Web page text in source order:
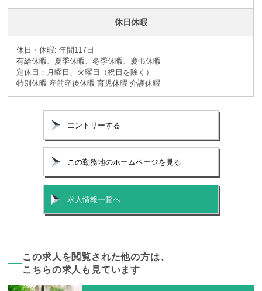
休日休暇
休日・休暇: 年間117日
有給休暇、夏季休暇、冬季休暇、慶弔休暇
定休日：月曜日、火曜日（祝日を除く）
特別休暇 産前産後休暇 育児休暇 介護休暇
エントリーする
この勤務地のホームページを見る
求人情報一覧へ
この求人を閲覧された他の方は、
こちらの求人も見ています